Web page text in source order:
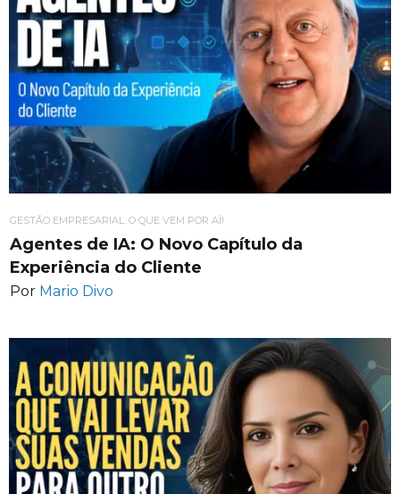
GESTÃO EMPRESARIAL: O QUE VEM POR AÍ!
Agentes de IA: O Novo Capítulo da
Experiência do Cliente
Por Mario Divo